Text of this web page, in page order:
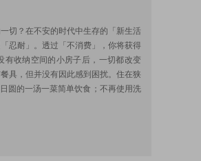
切？在不安的时代中生存的「新生活
忍耐」。透过「不消费」，你将获得
有收纳空间的小房子后，一切都改变
具，但并没有因此感到困扰。住在狭
圆的一汤一菜简单饮食；不再使用洗